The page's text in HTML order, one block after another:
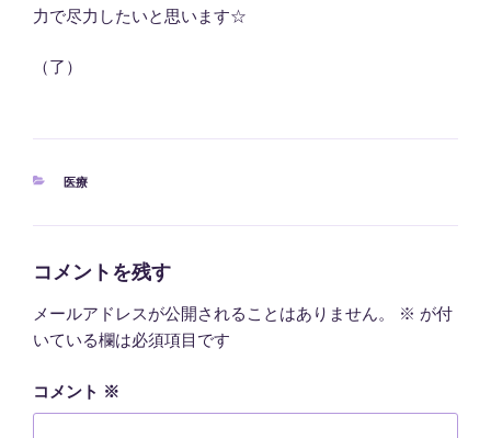
力で尽力したいと思います☆
（了）
カ
医療
コメントを残す
メールアドレスが公開されることはありません。 ※ が付
いている欄は必須項目です
コメント ※